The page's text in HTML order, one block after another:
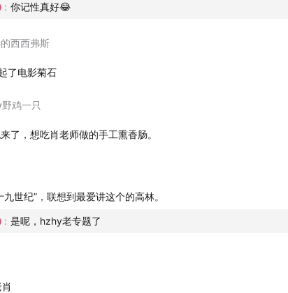
登月记》
事》
》
病例之真相》
: 你记性真好😂
西西弗斯
了电影菊石
鸡一只
了，想吃肖老师做的手工熏香肠。
九世纪”，联想到最爱讲这个的高林。
: 是呢，hzhy老专题了